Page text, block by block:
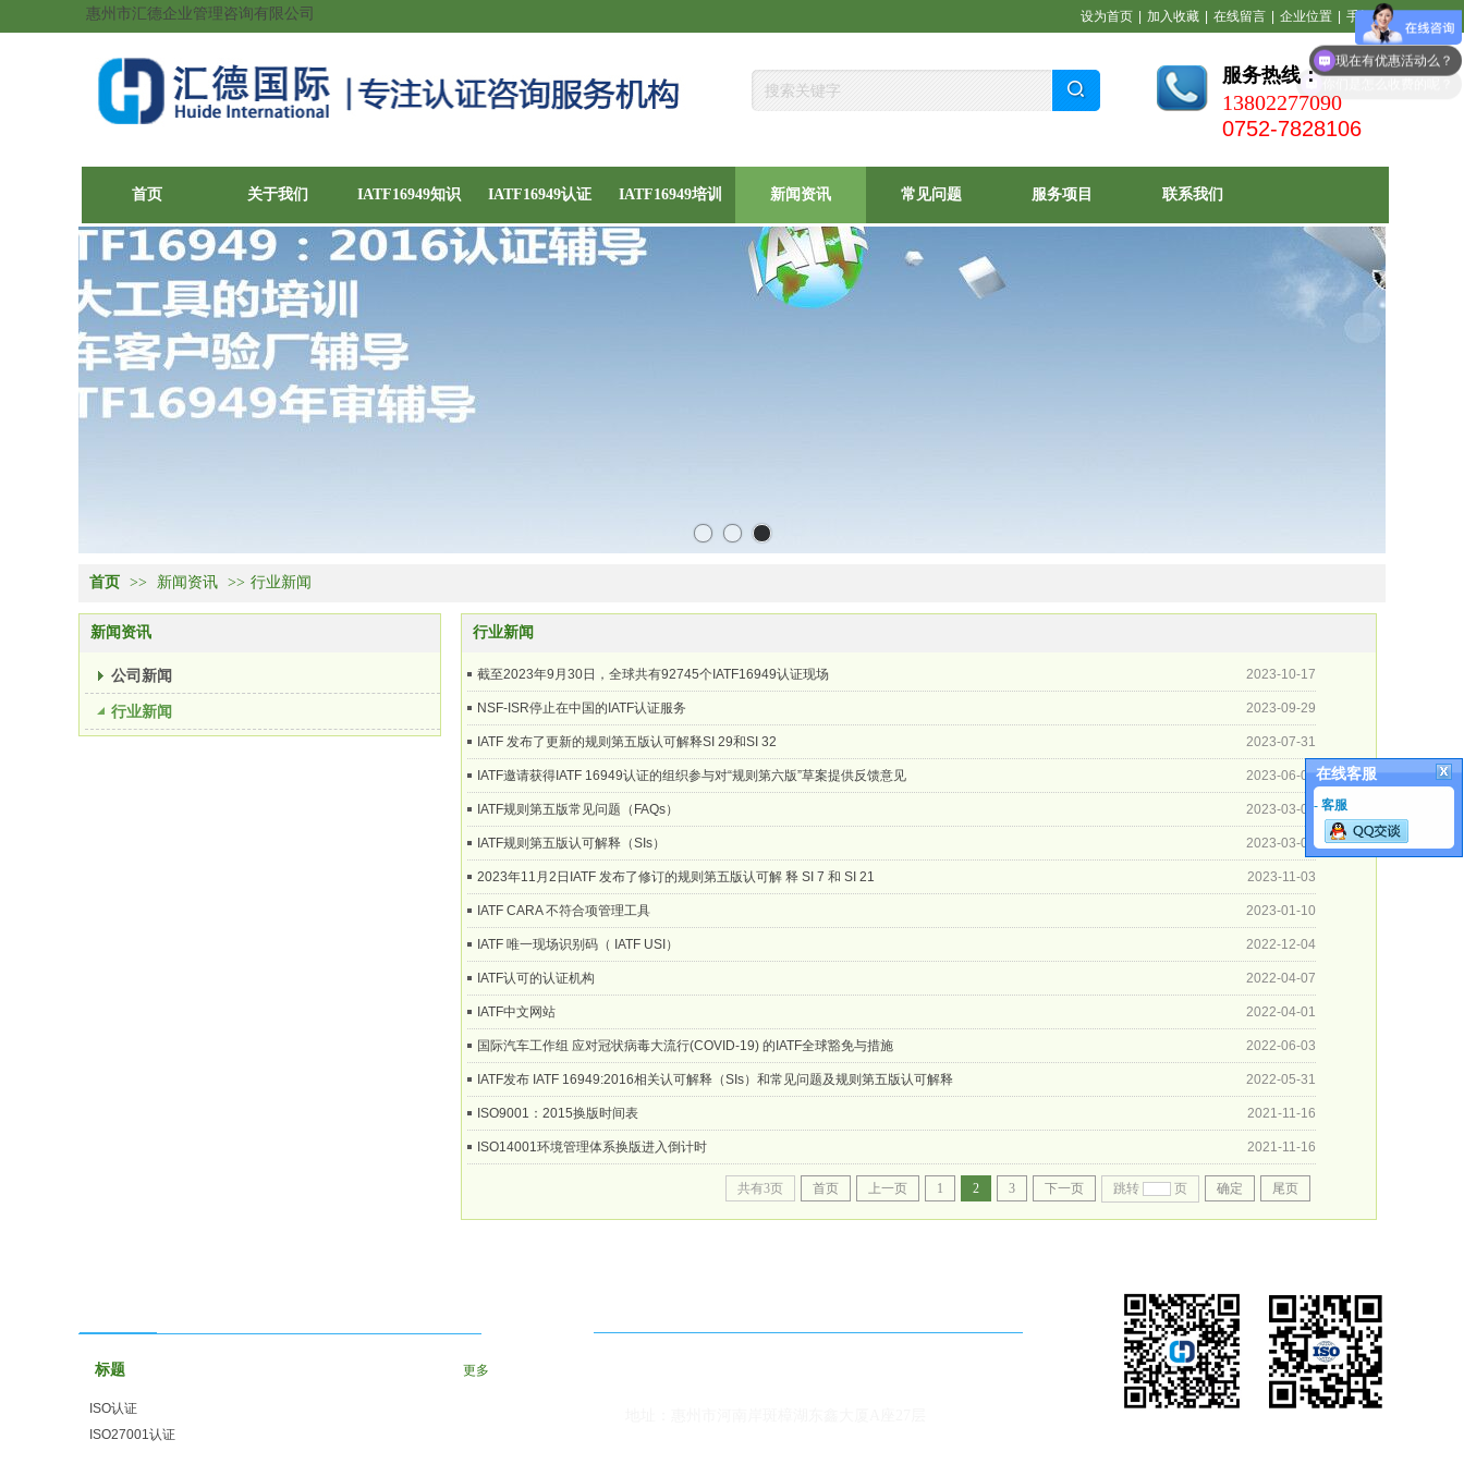
惠州市汇德企业管理咨询有限公司
服务热线：
13802277090
0752-7828106
首页 关于我们 IATF16949知识 IATF16949认证 IATF16949培训 新闻资讯 常见问题 服务项目 联系我们
设为首页 加入收藏 在线留言 企业位置 手机站
首页 >> 新闻资讯 >> 行业新闻
新闻资讯
公司新闻
行业新闻
行业新闻
截至2023年9月30日，全球共有92745个IATF16949认证现场 2023-10-17
NSF-ISR停止在中国的IATF认证服务 2023-09-29
IATF 发布了更新的规则第五版认可解释SI 29和SI 32 2023-07-31
IATF邀请获得IATF 16949认证的组织参与对“规则第六版”草案提供反馈意见 2023-06-06
IATF规则第五版常见问题（FAQs） 2023-03-06
IATF规则第五版认可解释（SIs） 2023-03-06
2023年11月2日IATF 发布了修订的规则第五版认可解 释 SI 7 和 SI 21 2023-11-03
IATF CARA 不符合项管理工具 2023-01-10
IATF 唯一现场识别码（ IATF USI） 2022-12-04
IATF认可的认证机构 2022-04-07
IATF中文网站 2022-04-01
国际汽车工作组 应对冠状病毒大流行(COVID-19) 的IATF全球豁免与措施 2022-06-03
IATF发布 IATF 16949:2016相关认可解释（SIs）和常见问题及规则第五版认可解释 2022-05-31
ISO9001：2015换版时间表 2021-11-16
ISO14001环境管理体系换版进入倒计时 2021-11-16
共有3页 首页 上一页 1 2 3 下一页 跳转 页 确定 尾页
标题 更多
ISO认证
ISO27001认证
在线客服
- 客服
现在有优惠活动么？